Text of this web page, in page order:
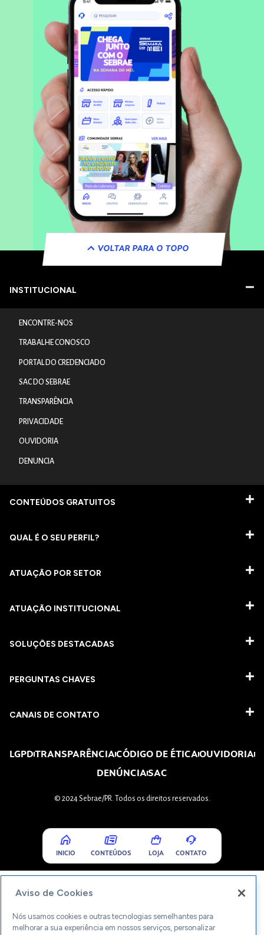
VOLTAR PARA O TOPO
INSTITUCIONAL
ENCONTRE-NOS
TRABALHE CONOSCO
PORTAL DO CREDENCIADO
SAC DO SEBRAE
TRANSPARÊNCIA
PRIVACIDADE
OUVIDORIA
DENUNCIA
CONTEÚDOS GRATUITOS
QUAL É O SEU PERFIL?
ATUAÇÃO POR SETOR
ATUAÇÃO INSTITUCIONAL
SOLUÇÕES DESTACADAS
PERGUNTAS CHAVES​
CANAIS DE CONTATO
LGPDTRANSPARÊNCIACÓDIGO DE ÉTICAOUVIDORIA
DENÚNCIASAC
© 2024 Sebrae/PR. Todos os direitos reservados.
INICIO CONTEÚDOS LOJA CONTATO
Aviso de Cookies
Nós usamos cookies e outras tecnologias semelhantes para
melhorar a sua experiência em nossos serviços, personalizar